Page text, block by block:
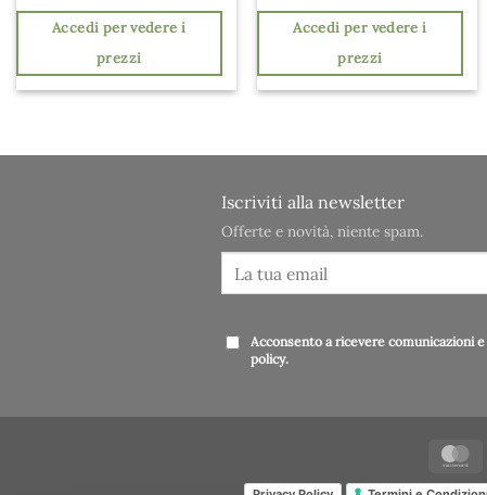
Accedi per vedere i
prezzi
Accedi per vedere i
prezzi
Iscriviti alla newsletter
Offerte e novità, niente spam.
Acconsento a ricevere comunicazioni
policy.